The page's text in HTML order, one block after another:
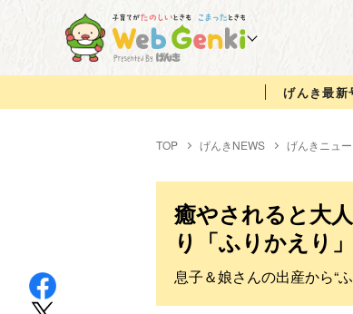
げんき最新
TOP げんきNEWS げんきニュー
癒やされると大
り「ふりかえり
息子＆娘さんの出産から“